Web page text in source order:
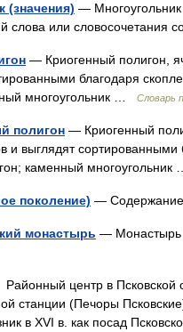
(значения) —
слова или словосочетания
— Криогенный полигон,
благодаря
многоугольник …
Словарь
полигон — Криогенный
и выглядят
каменный
поколение) —
монастырь — Монастырь
центр в Псковской
станции (Печоры
в XVI в. как посад